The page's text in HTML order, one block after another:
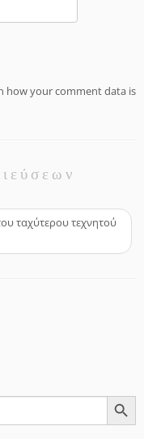
how your comment data is
ταχύτερου τεχνητού
Search Button